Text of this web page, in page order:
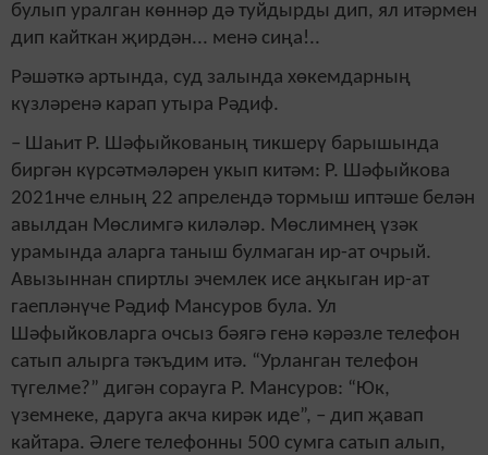
булып уралган көннәр дә туйдырды дип, ял итәрмен
дип кайткан җирдән... менә сиңа!..
Рәшәткә артында, суд залында хөкемдарның
күзләренә карап утыра Рәдиф.
– Шаһит Р. Шәфыйкованың тикшерү барышында
биргән күрсәтмәләрен укып китәм: Р. Шәфыйкова
2021нче елның 22 апрелендә тормыш иптәше белән
авылдан Мөслимгә киләләр. Мөслимнең үзәк
урамында аларга таныш булмаган ир-ат очрый.
Авызыннан спиртлы эчемлек исе аңкыган ир-ат
гаепләнүче Рәдиф Мансуров була. Ул
Шәфыйковларга очсыз бәягә генә кәрәзле телефон
сатып алырга тәкъдим итә. “Урланган телефон
түгелме?” дигән сорауга Р. Мансуров: “Юк,
үземнеке, даруга акча кирәк иде”, – дип җавап
кайтара. Әлеге телефонны 500 сумга сатып алып,